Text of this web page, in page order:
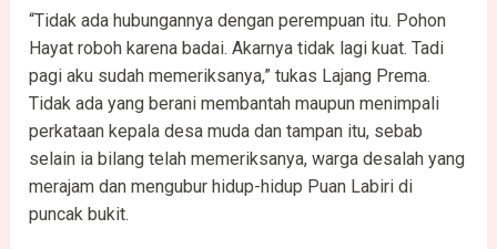
“Tidak ada hubungannya dengan perempuan itu. Pohon
Hayat roboh karena badai. Akarnya tidak lagi kuat. Tadi
pagi aku sudah memeriksanya,” tukas Lajang Prema.
Tidak ada yang berani membantah maupun menimpali
perkataan kepala desa muda dan tampan itu, sebab
selain ia bilang telah memeriksanya, warga desalah yang
merajam dan mengubur hidup-hidup Puan Labiri di
puncak bukit.